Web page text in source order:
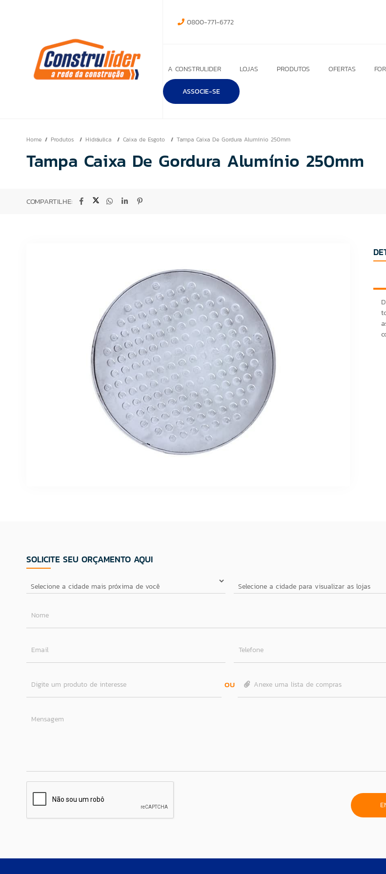
0800-771-6772
A CONSTRULIDER LOJAS PRODUTOS OFERTAS
ASSOCIE-SE
Home Produtos Hidráulica Caixa de Esgoto Tampa Caixa De Gordura Alumínio 250mm
Tampa Caixa De Gordura Alumínio 250mm
COMPARTILHE:
SOLICITE SEU ORÇAMENTO AQUI
Nome
Email Telefone
Digite um produto de interesse OU Anexe uma lista de compras
Mensagem